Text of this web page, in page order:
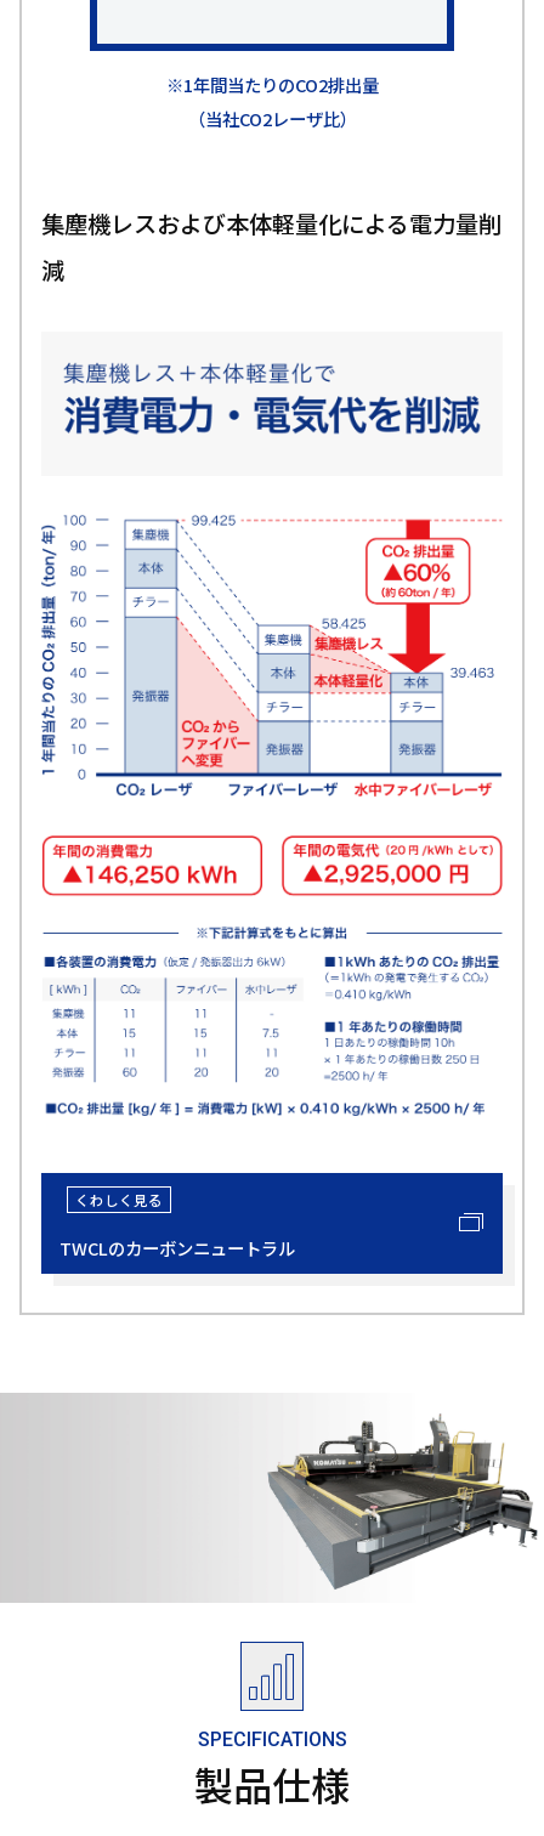
※1年間当たりのCO2排出量
（当社CO2レーザ比）
集塵機レスおよび本体軽量化による電力量削
減
TWCLのカーボンニュートラル
SPECIFICATIONS
製品仕様